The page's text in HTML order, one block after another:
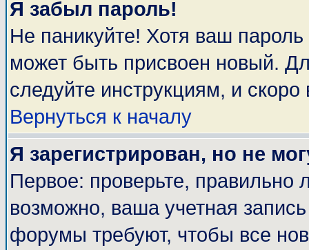
Я забыл пароль!
Не паникуйте! Хотя ваш
может быть присвоен новый.
следуйте инструкциям, и
Вернуться к началу
Я зарегистрирован, но не
Первое: проверьте, правильно
возможно, ваша учетная
форумы требуют, чтобы все